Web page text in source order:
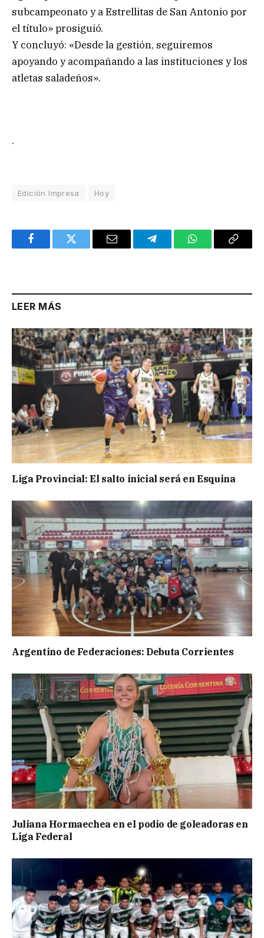
subcampeonato y a Estrellitas de San Antonio por
el título» prosiguió.
Y concluyó: «Desde la gestión, seguiremos
apoyando y acompañando a las instituciones y los
atletas saladeños».
.
Edición Impresa Hoy
FacebookTwitter Email TelegramWhatsAppCopy
LEER MÁS
Liga Provincial: El salto inicial será en Esquina
Argentino de Federaciones: Debuta Corrientes
Juliana Hormaechea en el podio de goleadoras en
Liga Federal